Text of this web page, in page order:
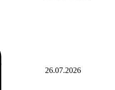
26.07.2026